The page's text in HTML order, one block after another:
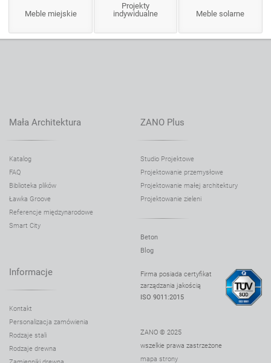
Meble miejskie
Projekty
indywidualne
Meble solarne
Mała Architektura
Katalog
FAQ
Biblioteka plików
Ławka Groove
Referencje międzynarodowe
Smart City
ZANO Plus
Studio Projektowe
Projektowanie przemysłowe
Projektowanie małej architektury
Projektowanie zieleni
Beton
Blog
Informacje
Kontakt
Personalizacja zamówienia
Rodzaje stali
Rodzaje drewna
Firma posiada certyfikat
zarządzania jakością
ISO 9011:2015
ZANO © 2025
wszelkie prawa zastrzeżone
mapa strony